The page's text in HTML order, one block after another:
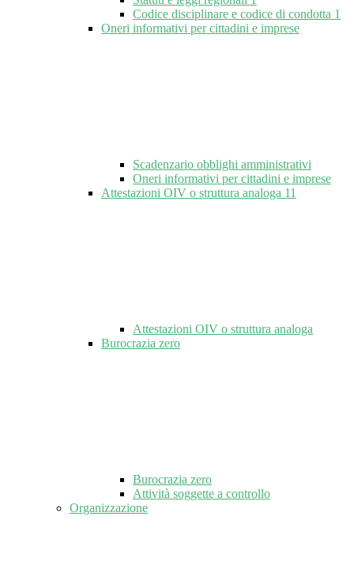
Codice disciplinare e codice di condotta 1
Oneri informativi per cittadini e imprese
Scadenzario obblighi amministrativi
Oneri informativi per cittadini e imprese
Attestazioni OIV o struttura analoga 11
Attestazioni OIV o struttura analoga
Burocrazia zero
Burocrazia zero
Attività soggette a controllo
Organizzazione